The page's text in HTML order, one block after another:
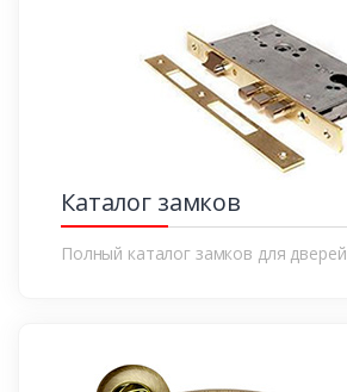
Каталог замков
Полный каталог замков для дверей